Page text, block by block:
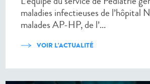
maladies infectieuses de l’hôpital
malades AP-HP, de l’...
VOIR L'ACTUALITÉ